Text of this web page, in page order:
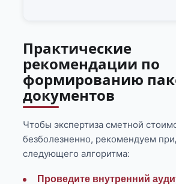
Практические
рекомендации по
формированию
документов
Чтобы экспертиза сметной
безболезненно, рекомендуем
следующего алгоритма:
Проведите внутренний